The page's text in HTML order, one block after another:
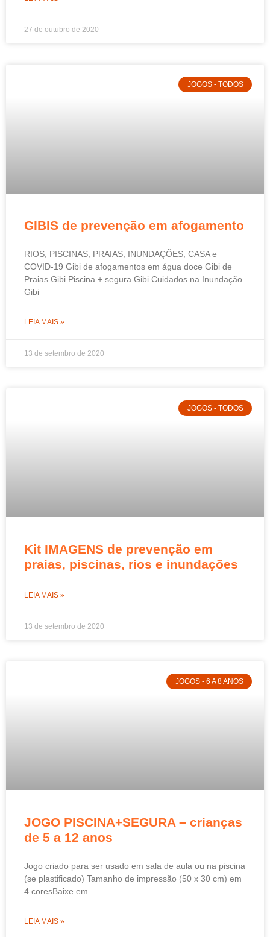
27 de outubro de 2020
JOGOS - TODOS
GIBIS de prevenção em afogamento
RIOS, PISCINAS, PRAIAS, INUNDAÇÕES, CASA e
COVID-19 Gibi de afogamentos em água doce Gibi de
Praias Gibi Piscina + segura Gibi Cuidados na Inundação
Gibi
LEIA MAIS »
13 de setembro de 2020
JOGOS - TODOS
Kit IMAGENS de prevenção em
praias, piscinas, rios e inundações
LEIA MAIS »
13 de setembro de 2020
JOGOS - 6 A 8 ANOS
JOGO PISCINA+SEGURA – crianças
de 5 a 12 anos
Jogo criado para ser usado em sala de aula ou na piscina
(se plastificado) Tamanho de impressão (50 x 30 cm) em
4 coresBaixe em
LEIA MAIS »